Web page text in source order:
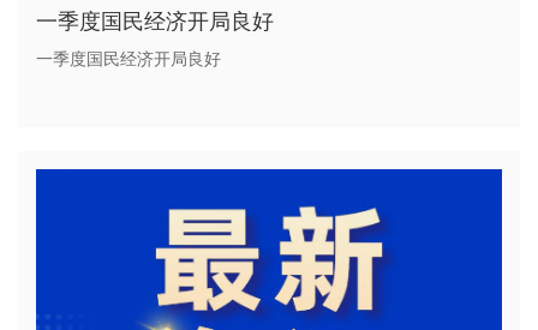
一季度国民经济开局良好
一季度国民经济开局良好